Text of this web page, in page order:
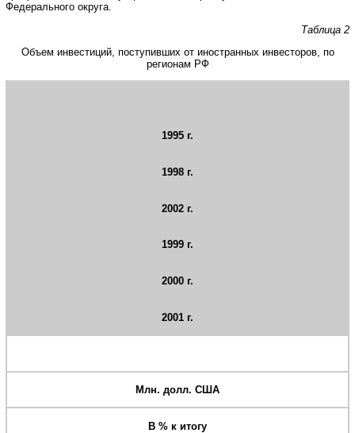
Федерального округа.
Таблица 2
Объем инвестиций, поступивших от иностранных инвесторов, по
регионам РФ
1995 г.
1998 г.
2002 г.
1999 г.
2000 г.
2001 г.
Млн. долл. США
В % к итогу